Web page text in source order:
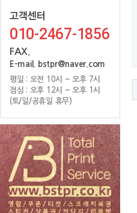
010-2467-1856
FAX.
E-mail. bstpr@naver.com
평일 : 오전 10시 ~ 오후 7시
점심 : 오후 12시 ~ 오후 1시
(토/일/공휴일 휴무)